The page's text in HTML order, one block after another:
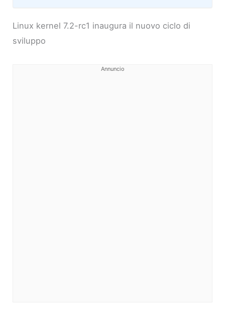
Linux kernel 7.2-rc1 inaugura il nuovo ciclo di
sviluppo
Annuncio